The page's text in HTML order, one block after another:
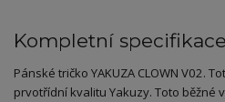
Kompletní specifikace
Pánské tričko YAKUZA CLOWN V02.
prvotřídní kvalitu Yakuzy. Toto běžné